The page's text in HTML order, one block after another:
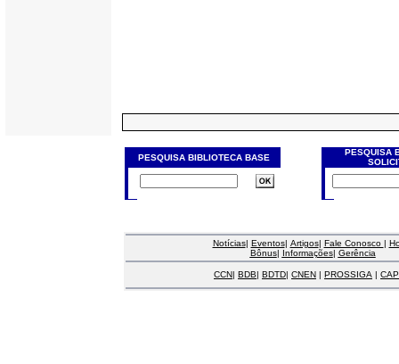
PESQUISA BIBLIOTECA BASE
PESQUISA
Notícias| Eventos| Artigos| Fale Conosco |
Bônus| Informações| Gerência
CCN| BDB| BDTD| CNEN | PROSSIGA |